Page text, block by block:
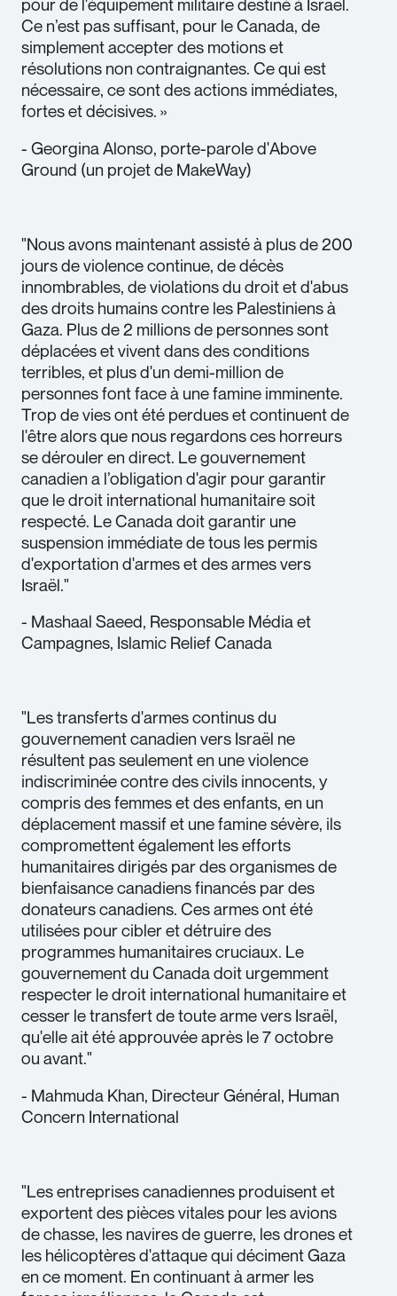
Ce n’est pas suffisant, pour le Canada, de
simplement accepter des motions et
résolutions non contraignantes. Ce qui est
nécessaire, ce sont des actions immédiates,
fortes et décisives. »
- Georgina Alonso, porte-parole d'Above
Ground (un projet de MakeWay)
"Nous avons maintenant assisté à plus de 200
jours de violence continue, de décès
innombrables, de violations du droit et d'abus
des droits humains contre les Palestiniens à
Gaza. Plus de 2 millions de personnes sont
déplacées et vivent dans des conditions
terribles, et plus d'un demi-million de
personnes font face à une famine imminente.
Trop de vies ont été perdues et continuent de
l'être alors que nous regardons ces horreurs
se dérouler en direct. Le gouvernement
canadien a l’obligation d'agir pour garantir
que le droit international humanitaire soit
respecté. Le Canada doit garantir une
suspension immédiate de tous les permis
d'exportation d'armes et des armes vers
Israël."
- Mashaal Saeed, Responsable Média et
Campagnes, Islamic Relief Canada
"Les transferts d'armes continus du
gouvernement canadien vers Israël ne
résultent pas seulement en une violence
indiscriminée contre des civils innocents, y
compris des femmes et des enfants, en un
déplacement massif et une famine sévère, ils
compromettent également les efforts
humanitaires dirigés par des organismes de
bienfaisance canadiens financés par des
donateurs canadiens. Ces armes ont été
utilisées pour cibler et détruire des
programmes humanitaires cruciaux. Le
gouvernement du Canada doit urgemment
respecter le droit international humanitaire et
cesser le transfert de toute arme vers Israël,
qu'elle ait été approuvée après le 7 octobre
ou avant."
- Mahmuda Khan, Directeur Général, Human
Concern International
"Les entreprises canadiennes produisent et
exportent des pièces vitales pour les avions
de chasse, les navires de guerre, les drones et
les hélicoptères d'attaque qui déciment Gaza
en ce moment. En continuant à armer les